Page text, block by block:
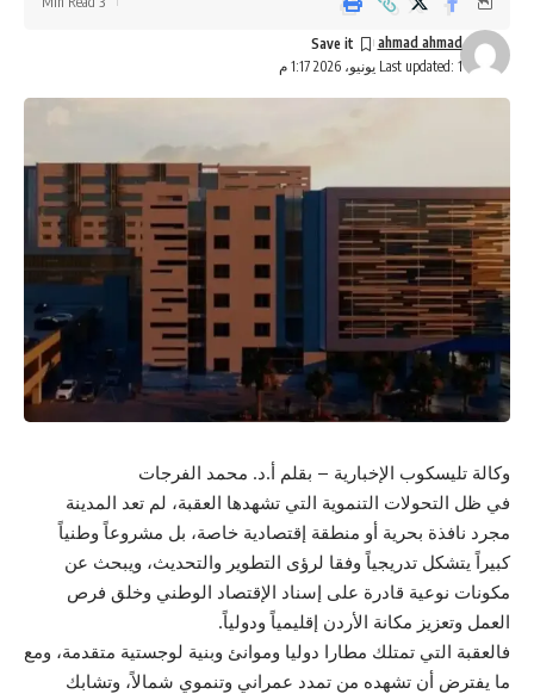
Last updated: 1 يونيو، 2026 1:17 م
ahmad ahmad
وكالة تليسكوب الإخبارية – بقلم أ.د. محمد الفرجات
في ظل التحولات التنموية التي تشهدها العقبة، لم تعد المدينة
مجرد نافذة بحرية أو منطقة إقتصادية خاصة، بل مشروعاً وطنياً
كبيراً يتشكل تدريجياً وفقا لرؤى التطوير والتحديث، ويبحث عن
مكونات نوعية قادرة على إسناد الإقتصاد الوطني وخلق فرص
العمل وتعزيز مكانة الأردن إقليمياً ودولياً.
فالعقبة التي تمتلك مطارا دوليا وموانئ وبنية لوجستية متقدمة، ومع
ما يفترض أن تشهده من تمدد عمراني وتنموي شمالاً، وتشابك